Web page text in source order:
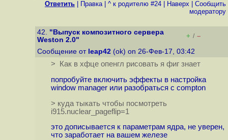
Ответить Правка| ^ к родителю #24 Наверх
Cообщить
модератору
42. "Выпуск композитного сервера
Weston 2.0"
+ / –
Сообщение от leap42 (ok) on 26-Фев-17, 03:42
> Как в хфце опенгл рисовать я фиг знает
попробуйте включить эффекты в настройка
window manager или разобраться с compton
> куда тыкать чтобы посмотреть
i915.nuclear_pageflip=1
это дописывается к параметрам ядра, не уверен,
что заработает на вашем железе